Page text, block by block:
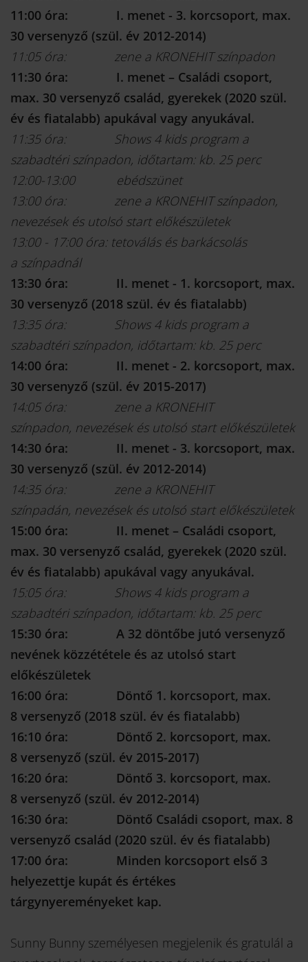
11:00 óra: I. menet - 3. korcsoport, max.
30 versenyző (szül. év 2012-2014)
11:05 óra: zene a KRONEHIT színpadon
11:30 óra: I. menet – Családi csoport,
max. 30 versenyző család, gyerekek (2020 szül.
év és fiatalabb) apukával vagy anyukával.
11:35 óra: Shows 4 kids program a
szabadtéri színpadon, időtartam: kb. 25 perc
12:00-13:00 ebédszünet
13:00 óra: zene a KRONEHIT színpadon,
nevezések és utolsó start előkészületek
13:00 - 17:00 óra: tetoválás és barkácsolás
a színpadnál
13:30 óra: II. menet - 1. korcsoport, max.
30 versenyző (2018 szül. év és fiatalabb)
13:35 óra: Shows 4 kids program a
szabadtéri színpadon, időtartam: kb. 25 perc
14:00 óra: II. menet - 2. korcsoport, max.
30 versenyző (szül. év 2015-2017)
14:05 óra: zene a KRONEHIT
színpadon, nevezések és utolsó start előkészületek
14:30 óra: II. menet - 3. korcsoport, max.
30 versenyző (szül. év 2012-2014)
14:35 óra: zene a KRONEHIT
színpadán, nevezések és utolsó start előkészületek
15:00 óra: II. menet – Családi csoport,
max. 30 versenyző család, gyerekek (2020 szül.
év és fiatalabb) apukával vagy anyukával.
15:05 óra: Shows 4 kids program a
szabadtéri színpadon, időtartam: kb. 25 perc
15:30 óra: A 32 döntőbe jutó versenyző
nevének közzététele és az utolsó start
előkészületek
16:00 óra: Döntő 1. korcsoport, max.
8 versenyző (2018 szül. év és fiatalabb)
16:10 óra: Döntő 2. korcsoport, max.
8 versenyző (szül. év 2015-2017)
16:20 óra: Döntő 3. korcsoport, max.
8 versenyző (szül. év 2012-2014)
16:30 óra: Döntő Családi csoport, max. 8
versenyző család (2020 szül. év és fiatalabb)
17:00 óra:
Minden korcsoport első 3
helyezettje kupát és értékes
tárgynyereményeket kap.
Sunny Bunny személyesen megjelenik és gratulál a